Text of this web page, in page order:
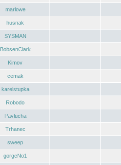
marlowe
husnak
SYSMAN
BobsenClark
Kimov
cemak
karelstupka
Robodo
Pavlucha
Trhanec
sweep
gorgeNo1